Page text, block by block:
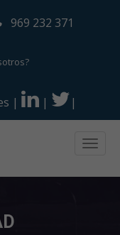
969 232 371
| | |